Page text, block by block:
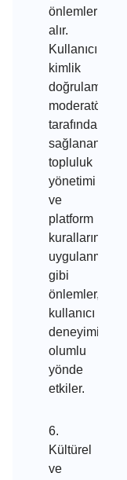
önlemleri
alır.
Kullanıcıların
kimlik
doğrulaması,
moderatörler
tarafından
sağlanan
topluluk
yönetimi
ve
platform
kurallarının
uygulanması
gibi
önlemler,
kullanıcı
deneyimini
olumlu
yönde
etkiler.
6.
Kültürel
ve